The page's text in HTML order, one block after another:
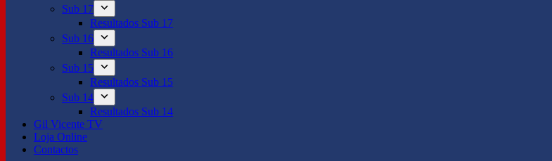
Sub 17
Resultados Sub 17
Sub 16
Resultados Sub 16
Sub 15
Resultados Sub 15
Sub 14
Resultados Sub 14
Gil Vicente TV
Loja Online
Contactos